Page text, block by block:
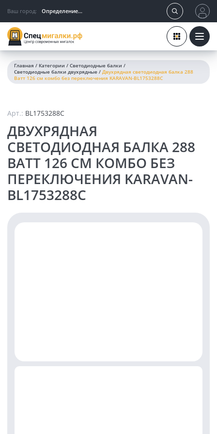
Ваш город: Определение...
Главная / Категории / Светодиодные балки /
Светодиодные балки двухрядные / Двухрядная светодиодная балка 288
Ватт 126 см комбо без переключения KARAVAN-BL1753288C
Арт.: BL1753288C
ДВУХРЯДНАЯ
СВЕТОДИОДНАЯ БАЛКА 288
ВАТТ 126 СМ КОМБО БЕЗ
ПЕРЕКЛЮЧЕНИЯ KARAVAN-
BL1753288C